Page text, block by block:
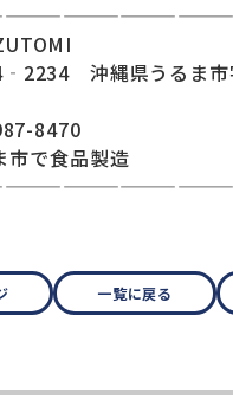
沖縄県うるま市
8470
市で食品製造
一覧に戻る